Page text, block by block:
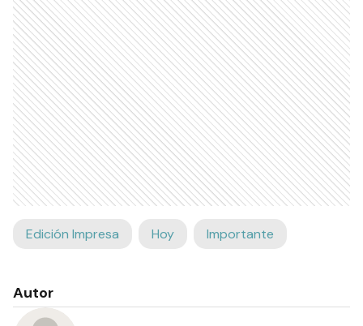
Edición Impresa Hoy Importante
Autor